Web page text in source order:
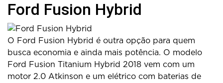
Ford Fusion Hybrid
O Ford Fusion Hybrid é outra opção para quem
busca economia e ainda mais potência. O modelo
Ford Fusion Titanium Hybrid 2018 vem com um
motor 2.0 Atkinson e um elétrico com baterias de